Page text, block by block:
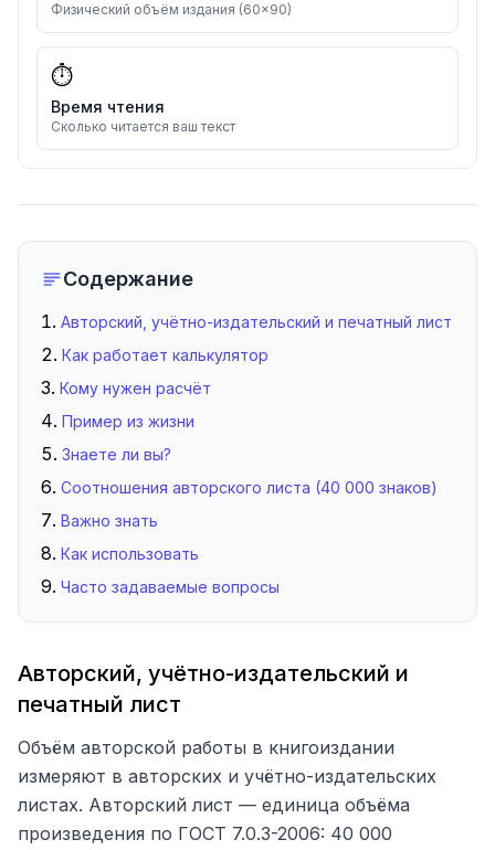
Физический объём издания (60×90)
⏱️
Время чтения
Сколько читается ваш текст
Содержание
Авторский, учётно-издательский и печатный лист
Как работает калькулятор
Кому нужен расчёт
Пример из жизни
Знаете ли вы?
Соотношения авторского листа (40 000 знаков)
Важно знать
Как использовать
Часто задаваемые вопросы
Авторский, учётно-издательский и
печатный лист
Объём авторской работы в книгоиздании
измеряют в авторских и учётно-издательских
листах. Авторский лист — единица объёма
произведения по ГОСТ 7.0.3-2006: 40 000